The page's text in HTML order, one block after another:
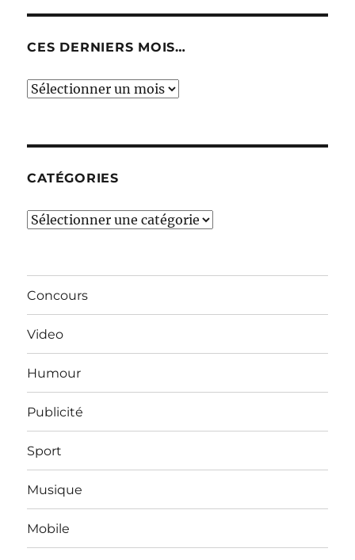
CES DERNIERS MOIS…
Ces
CATÉGORIES
Catégories
Concours
Video
Humour
Publicité
Sport
Musique
Mobile